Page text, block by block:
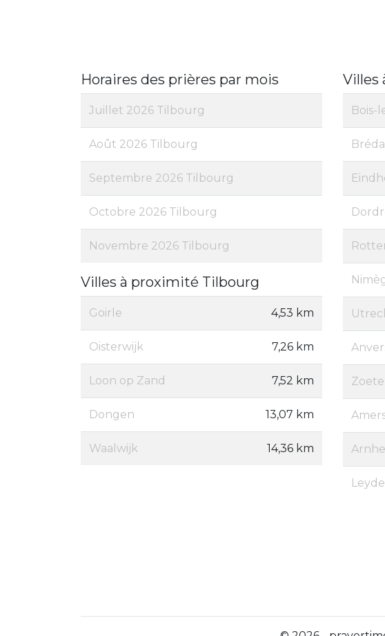
Horaires des prières par mois
Juillet 2026 Tilbourg
Août 2026 Tilbourg
Septembre 2026 Tilbourg
Octobre 2026 Tilbourg
Novembre 2026 Tilbourg
Villes à proximité Tilbourg
Goirle 4,53 km
Oisterwijk 7,26 km
Loon op Zand 7,52 km
Dongen 13,07 km
Waalwijk 14,36 km
Villes
Bois-
Bréda
Leyde